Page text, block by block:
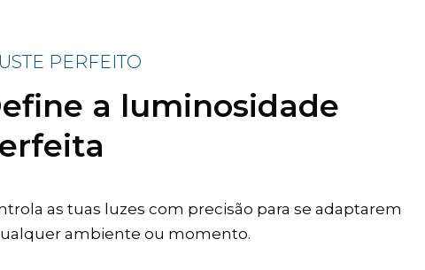
PERFEITO
a luminosidade
as tuas luzes com precisão para se adaptarem
ambiente ou momento.